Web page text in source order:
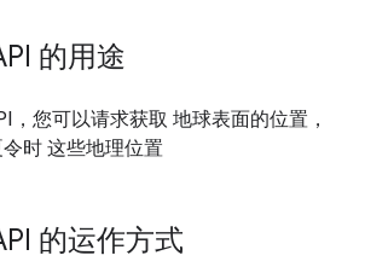
的用途
，您可以请求获取 地球表面的位置，
时 这些地理位置
的运作方式